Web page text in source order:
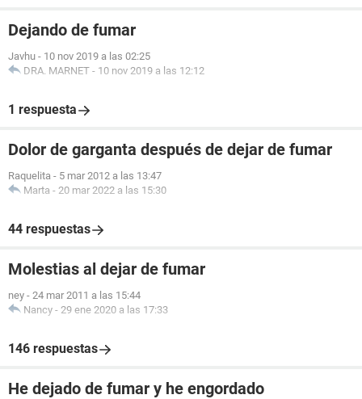
Dejando de fumar
Javhu - 10 nov 2019 a las 02:25
DRA. MARNET - 10 nov 2019 a las 12:12
1 respuesta
Dolor de garganta después de dejar de fumar
Raquelita - 5 mar 2012 a las 13:47
Marta - 20 mar 2022 a las 15:30
44 respuestas
Molestias al dejar de fumar
ney - 24 mar 2011 a las 15:44
Nancy - 29 ene 2020 a las 17:33
146 respuestas
He dejado de fumar y he engordado